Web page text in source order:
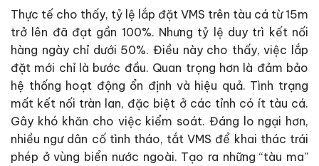
Thực tế cho thấy, tỷ lệ lắp đặt VMS trên tàu cá từ 15m
trở lên đã đạt gần 100%. Nhưng tỷ lệ duy trì kết nối
hàng ngày chỉ dưới 50%. Điều này cho thấy, việc lắp
đặt mới chỉ là bước đầu. Quan trọng hơn là đảm bảo
hệ thống hoạt động ổn định và hiệu quả. Tình trạng
mất kết nối tràn lan, đặc biệt ở các tỉnh có ít tàu cá.
Gây khó khăn cho việc kiểm soát. Đáng lo ngại hơn,
nhiều ngư dân cố tình tháo, tắt VMS để khai thác trái
phép ở vùng biển nước ngoài. Tạo ra những “tàu ma”